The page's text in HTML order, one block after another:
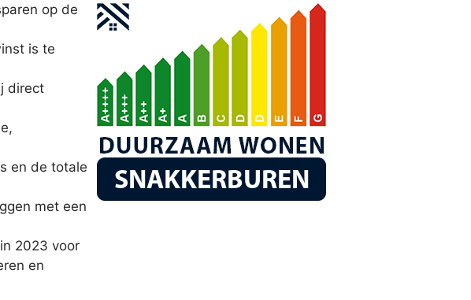
op de
is te
direct
en de totale
met een
2023 voor
en